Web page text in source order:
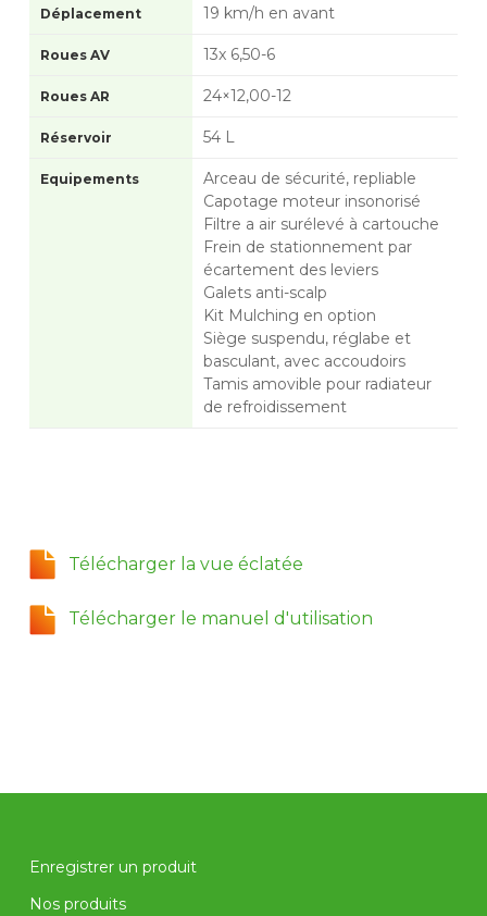
Déplacement 19 km/h en avant
Roues AV 13x 6,50-6
Roues AR 24×12,00-12
Réservoir 54 L
Equipements
Arceau de sécurité, repliable
Capotage moteur insonorisé
Filtre a air surélevé à cartouche
Frein de stationnement par
écartement des leviers
Galets anti-scalp
Kit Mulching en option
Siège suspendu, réglabe et
basculant, avec accoudoirs
Tamis amovible pour radiateur
de refroidissement
Télécharger la vue éclatée
Télécharger le manuel d'utilisation
Enregistrer un produit
Nos produits